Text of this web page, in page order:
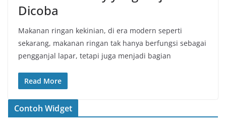
Dicoba
Makanan ringan kekinian, di era modern seperti
sekarang, makanan ringan tak hanya berfungsi sebagai
pengganjal lapar, tetapi juga menjadi bagian
Read More
Contoh Widget